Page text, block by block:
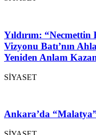
Yıldırım:
Vizyonu Batı’nın
Yeniden Anlam
SİYASET
Ankara’da